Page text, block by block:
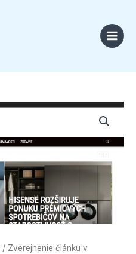
/ Zverejnenie článku v